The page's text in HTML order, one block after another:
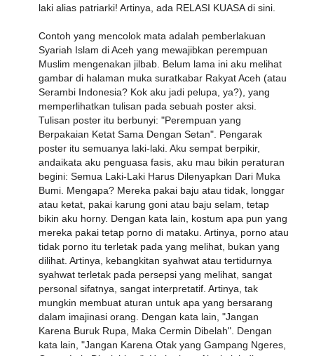
laki alias patriarki! Artinya, ada RELASI KUASA di sini.
Contoh yang mencolok mata adalah pemberlakuan
Syariah Islam di Aceh yang mewajibkan perempuan
Muslim mengenakan jilbab. Belum lama ini aku melihat
gambar di halaman muka suratkabar Rakyat Aceh (atau
Serambi Indonesia? Kok aku jadi pelupa, ya?), yang
memperlihatkan tulisan pada sebuah poster aksi.
Tulisan poster itu berbunyi: "Perempuan yang
Berpakaian Ketat Sama Dengan Setan". Pengarak
poster itu semuanya laki-laki. Aku sempat berpikir,
andaikata aku penguasa fasis, aku mau bikin peraturan
begini: Semua Laki-Laki Harus Dilenyapkan Dari Muka
Bumi. Mengapa? Mereka pakai baju atau tidak, longgar
atau ketat, pakai karung goni atau baju selam, tetap
bikin aku horny. Dengan kata lain, kostum apa pun yang
mereka pakai tetap porno di mataku. Artinya, porno atau
tidak porno itu terletak pada yang melihat, bukan yang
dilihat. Artinya, kebangkitan syahwat atau tertidurnya
syahwat terletak pada persepsi yang melihat, sangat
personal sifatnya, sangat interpretatif. Artinya, tak
mungkin membuat aturan untuk apa yang bersarang
dalam imajinasi orang. Dengan kata lain, "Jangan
Karena Buruk Rupa, Maka Cermin Dibelah". Dengan
kata lain, "Jangan Karena Otak yang Gampang Ngeres,